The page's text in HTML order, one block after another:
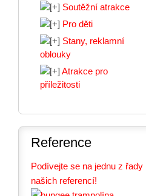
Soutěžní atrakce
Pro děti
Stany, reklamní
oblouky
Atrakce pro
příležitosti
Reference
Podívejte se na jednu z řady
našich referencí!